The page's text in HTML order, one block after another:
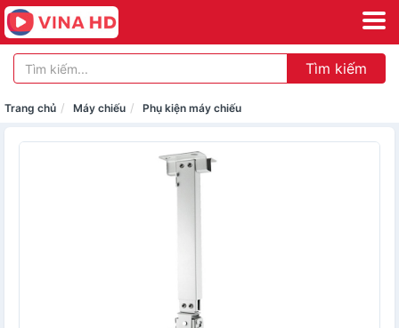
Tìm kiếm
Trang chủ Máy chiếu Phụ kiện máy chiếu